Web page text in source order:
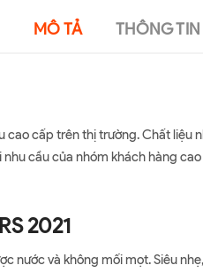
MÔ TẢ THÔNG TIN
cao cấp trên thị trường. Chất liệu
cầu của nhóm khách hàng
2021
nước và không mối mọt. Siêu